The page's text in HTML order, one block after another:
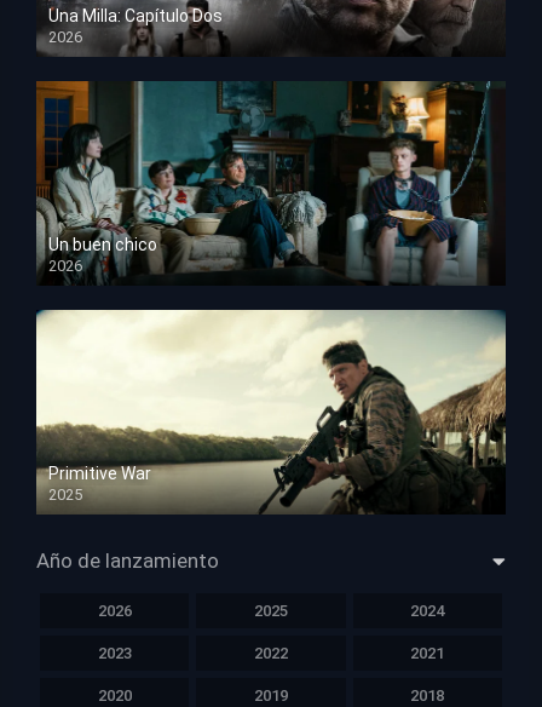
Una Milla: Capítulo Dos
2026
HD 1080p
Un buen chico
2026
HD 1080p
Primitive War
2025
HD 1080p
Año de lanzamiento
2026 2025 2024
2023 2022 2021
2020 2019 2018